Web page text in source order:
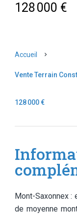
128 000 €
Accueil
Vente Terrain
128 000 €
Mont-Saxonnex :
de moyenne